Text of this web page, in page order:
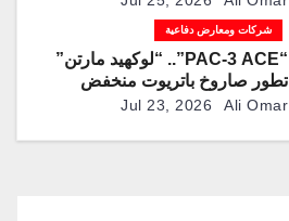
شركات ومعارض دفاعية
“PAC-3 ACE”.. “لوكهيد مارتن”
تطور صاروخ باتريوت منخفض
التكلفة لمواجهة المسيرات
Jul 23, 2026 Ali Omar